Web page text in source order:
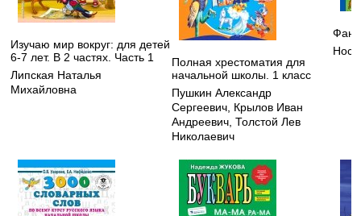
Изучаю мир вокруг: для детей
6-7 лет. В 2 частях. Часть 1
Липская Наталья
Михайловна
Полная хрестоматия для
начальной школы. 1 класс
Пушкин Александр
Сергеевич, Крылов Иван
Андреевич, Толстой Лев
Николаевич